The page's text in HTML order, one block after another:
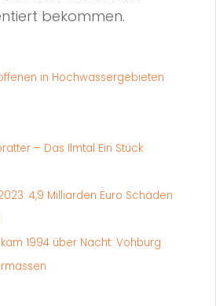
bekommen.
in Hochwassergebieten
– Das Ilmtal Ein Stück
4,9 Milliarden Euro Schäden
1994 über Nacht: Vohburg